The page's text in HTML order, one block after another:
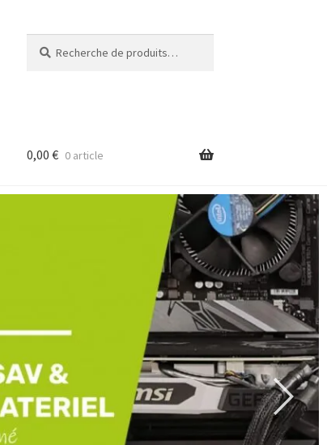
0,00 € 0 article